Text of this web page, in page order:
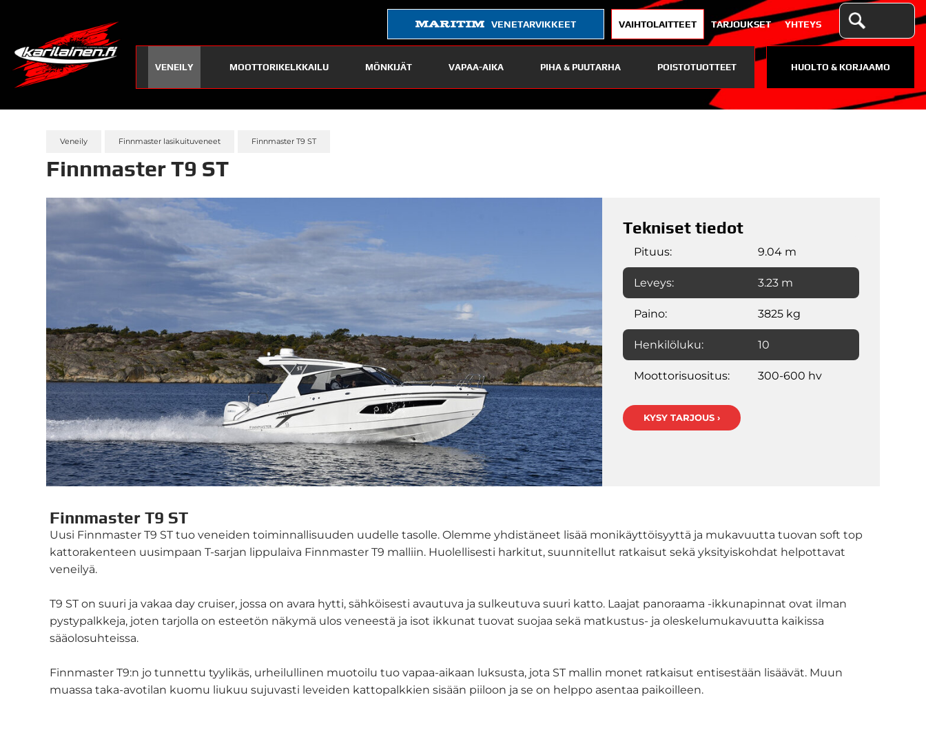
VENETARVIKKEET VAIHTOLAITTEET TARJOUKSET YHTEYS
VENEILY MOOTTORIKELKKAILU MÖNKIJÄT VAPAA-AIKA PIHA & PUUTARHA POISTOTUOTTEET HUOLTO & KORJAAMO
Veneily Finnmaster lasikuituveneet Finnmaster T9 ST
Finnmaster T9 ST
Tekniset tiedot
Pituus: 9.04 m
Leveys: 3.23 m
Paino: 3825 kg
Henkilöluku: 10
Moottorisuositus: 300-600 hv
KYSY TARJOUS ›
Finnmaster T9 ST
Uusi Finnmaster T9 ST tuo veneiden toiminnallisuuden uudelle tasolle. Olemme yhdistäneet lisää monikäyttöisyyttä ja mukavuutta tuovan soft top
kattorakenteen uusimpaan T-sarjan lippulaiva Finnmaster T9 malliin. Huolellisesti harkitut, suunnitellut ratkaisut sekä yksityiskohdat helpottavat
veneilyä.
T9 ST on suuri ja vakaa day cruiser, jossa on avara hytti, sähköisesti avautuva ja sulkeutuva suuri katto. Laajat panoraama -ikkunapinnat ovat ilman
pystypalkkeja, joten tarjolla on esteetön näkymä ulos veneestä ja isot ikkunat tuovat suojaa sekä matkustus- ja oleskelumukavuutta kaikissa
sääolosuhteissa.
Finnmaster T9:n jo tunnettu tyylikäs, urheilullinen muotoilu tuo vapaa-aikaan luksusta, jota ST mallin monet ratkaisut entisestään lisäävät. Muun
muassa taka-avotilan kuomu liukuu sujuvasti leveiden kattopalkkien sisään piiloon ja se on helppo asentaa paikoilleen.